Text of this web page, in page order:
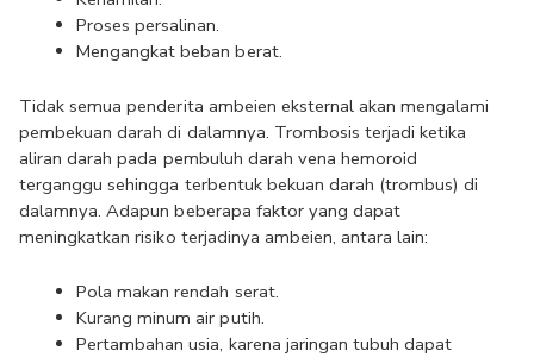
Proses persalinan.
Mengangkat beban berat.
Tidak semua penderita ambeien eksternal akan mengalami
pembekuan darah di dalamnya. Trombosis terjadi ketika
aliran darah pada pembuluh darah vena hemoroid
terganggu sehingga terbentuk bekuan darah (trombus) di
dalamnya. Adapun beberapa faktor yang dapat
meningkatkan risiko terjadinya ambeien, antara lain:
Pola makan rendah serat.
Kurang minum air putih.
Pertambahan usia, karena jaringan tubuh dapat